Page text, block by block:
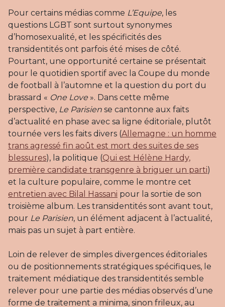
Pour certains médias comme L’Equipe, les
questions LGBT sont surtout synonymes
d’homosexualité, et les spécificités des
transidentités ont parfois été mises de côté.
Pourtant, une opportunité certaine se présentait
pour le quotidien sportif avec la Coupe du monde
de football à l’automne et la question du port du
brassard « One Love ». Dans cette même
perspective, Le Parisien se cantonne aux faits
d’actualité en phase avec sa ligne éditoriale, plutôt
tournée vers les faits divers (Allemagne : un homme
trans agressé fin août est mort des suites de ses
blessures), la politique (Qui est Hélène Hardy,
première candidate transgenre à briguer un parti)
et la culture populaire, comme le montre cet
entretien avec Bilal Hassani pour la sortie de son
troisième album. Les transidentités sont avant tout,
pour Le Parisien, un élément adjacent à l’actualité,
mais pas un sujet à part entière.
Loin de relever de simples divergences éditoriales
ou de positionnements stratégiques spécifiques, le
traitement médiatique des transidentités semble
relever pour une partie des médias observés d’une
forme de traitement a minima, sinon frileux, au